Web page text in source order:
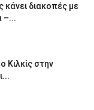
κάνει διακοπές με
–...
Κιλκίς στην